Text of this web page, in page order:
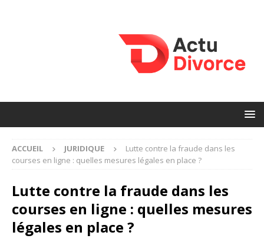
ACCUEIL JURIDIQUE
Lutte contre la fraude dans les
courses en ligne : quelles mesures légales en place ?
Lutte contre la fraude dans les
courses en ligne : quelles mesures
légales en place ?